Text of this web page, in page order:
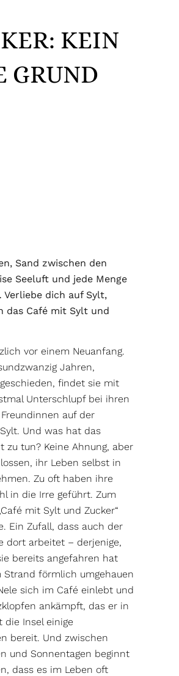
KEIN
GRUND
Sand zwischen den
Seeluft und jede Menge
dich auf Sylt,
das Café mit Sylt und
vor einem Neuanfang.
Jahren,
findet sie mit
Unterschlupf bei ihren
auf der
Und was hat das
zu tun? Keine Ahnung, aber
ihr Leben selbst in
Zu oft haben ihre
in die Irre geführt. Zum
mit Sylt und Zucker“
Ein Zufall, dass auch der
dort arbeitet – derjenige,
bereits angefahren hat
Strand förmlich umgehauen
sich im Café einlebt und
ankämpft, das er in
die Insel einige
bereit. Und zwischen
und Sonnentagen beginnt
dass es im Leben oft